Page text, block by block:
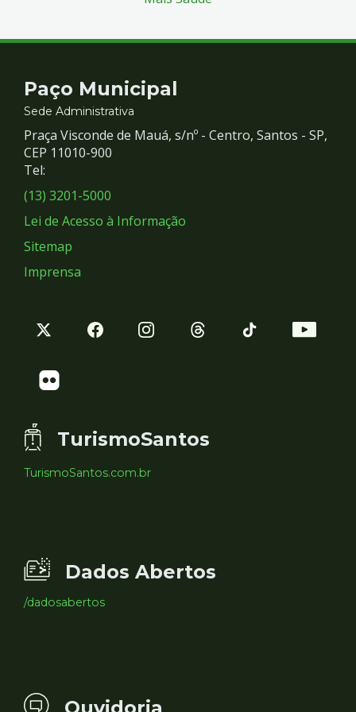
Contato
e
Redes
Sociais
Paço Municipal
Sede Administrativa
Praça Visconde de Mauá, s/nº - Centro, Santos - SP,
CEP 11010-900
Tel:
(13) 3201-5000
Lei de Acesso à Informação
Sitemap
Imprensa
TurismoSantos
TurismoSantos.com.br
Dados Abertos
/dadosabertos